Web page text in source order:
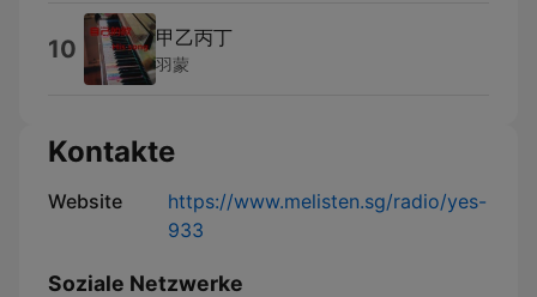
10 甲乙丙丁
羽蒙
Kontakte
Website
https://www.melisten.sg/radio/yes-
933
Soziale Netzwerke